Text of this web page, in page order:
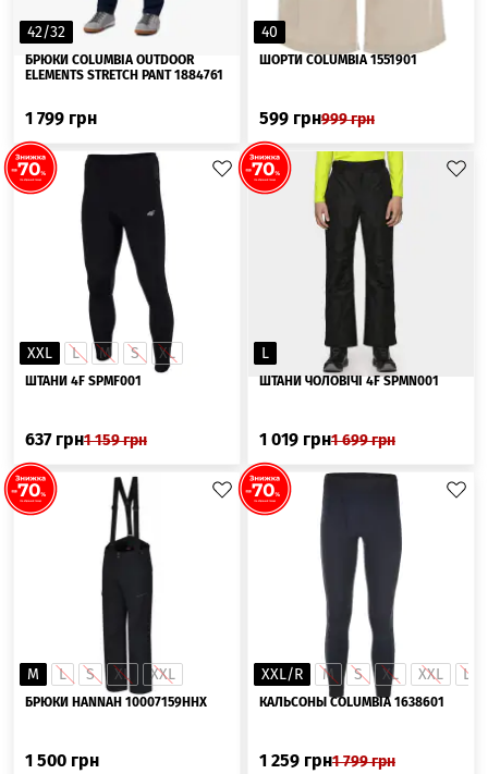
42/32
БРЮКИ COLUMBIA OUTDOOR
ELEMENTS STRETCH PANT 1884761
1 799 грн
40
ШОРТИ COLUMBIA 1551901
599 грн999грн
XXL L M S XL
ШТАНИ 4F SPMF001
637 грн1 159грн
L
ШТАНИ ЧОЛОВІЧІ 4F SPMN001
1 019 грн1 699грн
M L S XL XXL
БРЮКИ HANNAH 10007159HHX
1 500 грн
XXL/R M S XL XXL L
КАЛЬСОНЫ COLUMBIA 1638601
1 259 грн1 799грн